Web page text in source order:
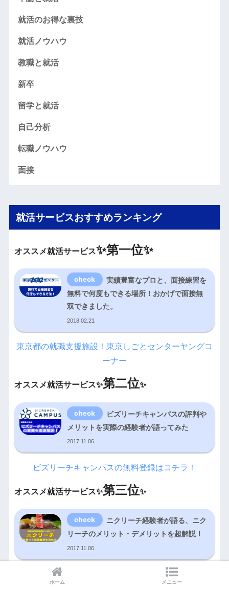
就活のお得な裏技
就活ノウハウ
教職と就活
新卒
留学と就活
自己分析
転職ノウハウ
面接
就活サービスおすすめランキング
オススメ就活サービス✨第一位✨
実績豊富なプロと、面接練習を
無料で何度もできる場所！おかげで面接無
双できました。
2018.02.21
東京都の就職支援施設！東京しごとセンターヤングコ
ーナー
オススメ就活サービス✨第二位✨
ビズリーチキャンパスの評判や
メリットを実際の経験者が語ってみた
2017.11.06
ビズリーチキャンパスの無料登録はコチラ！
オススメ就活サービス✨第三位✨
ニクリーチ経験者が語る、ニク
リーチのメリット・デメリットを超解説！
2017.11.06
ニクリーチの無料登録はコチラ！
ホーム メニュー